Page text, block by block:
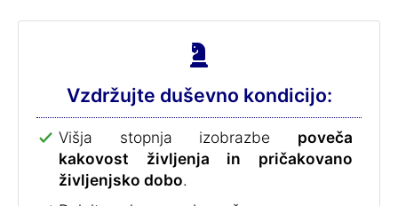
Vzdržujte duševno kondicijo:
Višja stopnja izobrazbe poveča
kakovost življenja in pričakovano
življenjsko dobo.